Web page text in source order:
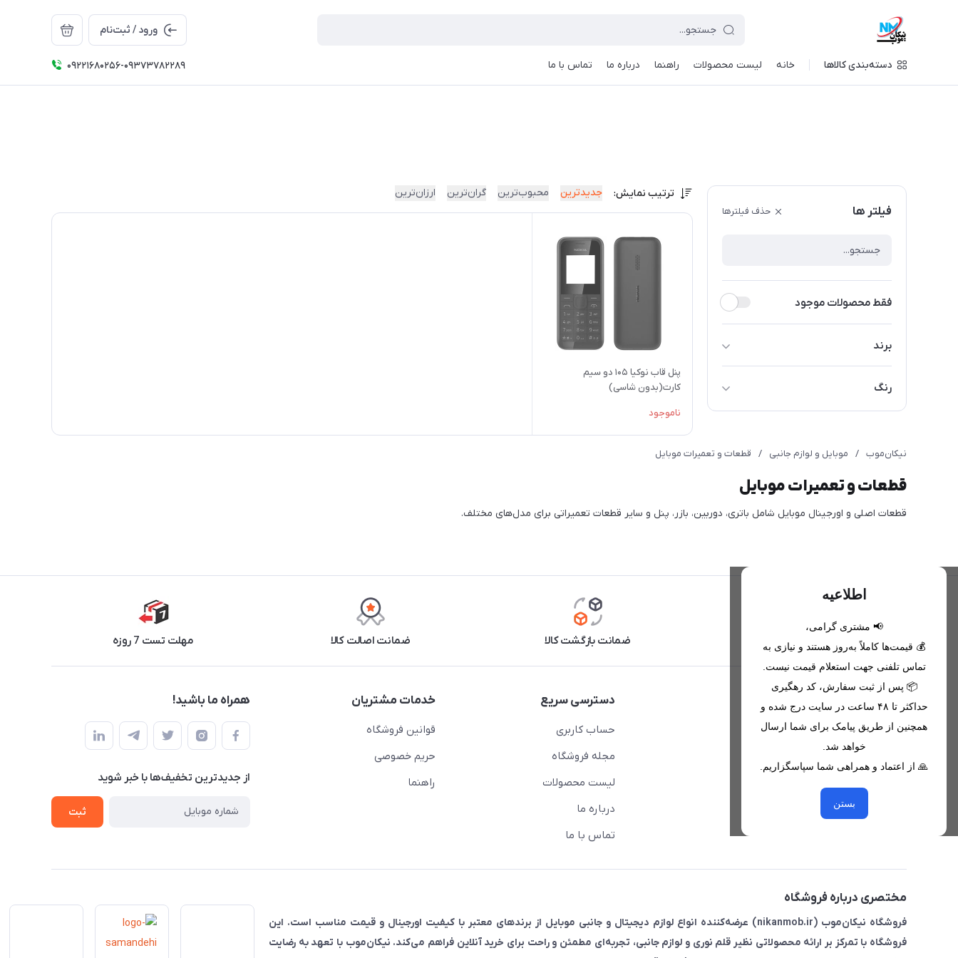
ورود / ثبت‌نام
دسته‌بندی کالاها خانه لیست محصولات راهنما درباره ما تماس با ما 09221680256-09373782289
فیلتر ها حذف فیلترها
فقط محصولات موجود
برند
رنگ
مشکی
ترتیب نمایش: جدیدترین محبوب‌ترین گران‌ترین ارزان‌ترین
پنل قاب نوکیا ۱۰۵ دو سیم
کارت(بدون شاسی)
ناموجود
نیکان‌موب / موبایل و لوازم جانبی / قطعات و تعمیرات موبایل
قطعات و تعمیرات موبایل
قطعات اصلی و اورجینال موبایل شامل باتری، دوربین، بازر، پنل و سایر قطعات تعمیراتی برای مدل‌های مختلف.
اطلاعیه
📢 مشتری گرامی،
💰 قیمت‌ها کاملاً به‌روز هستند و نیازی به
تماس تلفنی جهت استعلام قیمت نیست.
📦 پس از ثبت سفارش، کد رهگیری
حداکثر تا ۴۸ ساعت در سایت درج شده و
همچنین از طریق پیامک برای شما ارسال
خواهد شد.
🙏 از اعتماد و همراهی شما سپاسگزاریم.
بستن
تحویل اکسپرس(با هماهنگی) ضمانت بازگشت کالا ضمانت اصالت کالا مهلت تست 7 روزه
اطلاعات تماس
09221680256 - 09373782289
nikanmobstore@gmail.com
دسترسی سریع
حساب کاربری
مجله فروشگاه
لیست محصولات
درباره ما
تماس با ما
خدمات مشتریان
قوانین فروشگاه
حریم خصوصی
راهنما
همراه ما باشید!
از جدید‌ترین تخفیف‌ها با‌ خبر شوید
ثبت
مختصری درباره فروشگاه
فروشگاه نیکان‌موب (nikanmob.ir) عرضه‌کننده انواع لوازم دیجیتال و جانبی موبایل از برندهای معتبر با کیفیت اورجینال و قیمت مناسب است. این
فروشگاه با تمرکز بر ارائه محصولاتی نظیر قلم نوری و لوازم جانبی، تجربه‌ای مطمئن و راحت برای خرید آنلاین فراهم می‌کند. نیکان‌موب با تعهد به رضایت